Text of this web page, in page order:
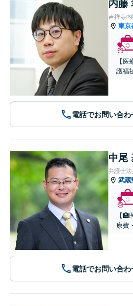
内藤
吉祥寺
東京
【
護福
電話でお問い合わ
中尾
弁護士
武蔵
【
療費
電話でお問い合わ